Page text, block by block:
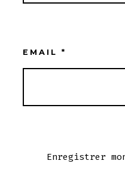
EMAIL *
Enregistrer